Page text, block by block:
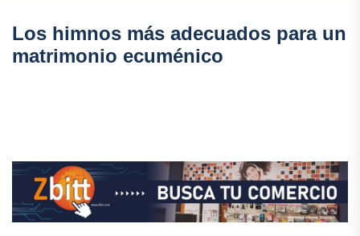
Los himnos más adecuados para un
matrimonio ecuménico